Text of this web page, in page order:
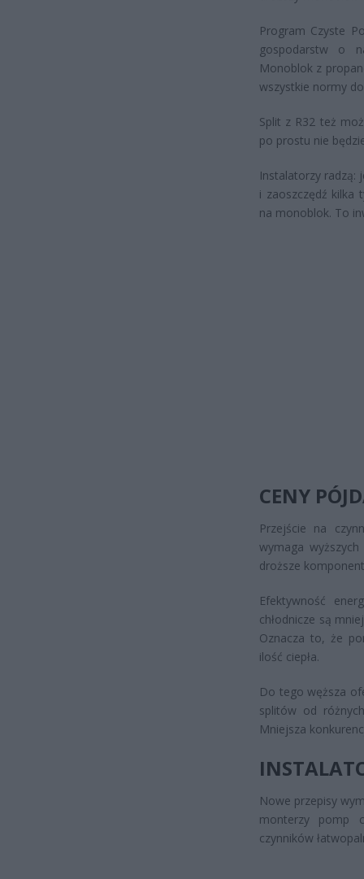
Program Czyste
gospodarstw o
Monoblok z
wszystkie normy
Split z R32 też
po prostu nie
Instalatorzy radzą:
i zaoszczędź kilka
na monoblok. To
CENY
Przejście na
wymaga
droższe
Efektywność
chłodnicze są
Oznacza to, że
ilość ciepła.
Do tego węższa
splitów od
Mniejsza
Nowe przepisy
monterzy pomp
czynników